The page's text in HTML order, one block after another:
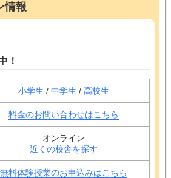
情報
！
小学生 / 中学生 / 高校生
料金のお問い合わせはこちら
オンライン
近くの校舎を探す
無料体験授業のお申込みはこちら